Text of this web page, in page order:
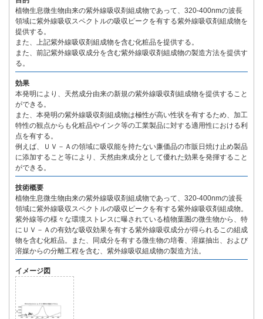
植物生息微生物由来の紫外線吸収剤組成物であって、320-400nmの波長
領域に紫外線吸収スペクトルの吸収ピークを有する紫外線吸収剤組成物を
提供する。
また、上記紫外線吸収剤組成物を含む化粧品を提供する。
また、前記紫外線吸収成分を含む紫外線吸収剤組成物の製造方法を提供す
る。
効果
本発明により、天然成分由来の新規の紫外線吸収剤組成物を提供すること
ができる。
また、本発明の紫外線吸収剤組成物は極性が高い性状を有するため、加工
特性の観点からも化粧品やインク等の工業製品に対する適用性における利
点を有する。
例えば、ＵＶ－Ａの領域に吸収能を持たない廉価品の市販日焼け止め製品
に添加すること等により、天然由来成分として優れた効果を発揮すること
ができる。
技術概要
植物生息微生物由来の紫外線吸収剤組成物であって、320-400nmの波長
領域に紫外線吸収スペクトルの吸収ピークを有する紫外線吸収剤組成物。
紫外線等の様々な環境ストレスに曝されている植物葉圏の微生物から、特
にＵＶ－Ａの有効な吸収効果を有する紫外線吸収成分が得られるこの組成
物を含む化粧品。また、同成分を有する微生物の培養、溶媒抽出、および
溶媒からの分離工程を含む、紫外線吸収組成物の製造方法。
イメージ図